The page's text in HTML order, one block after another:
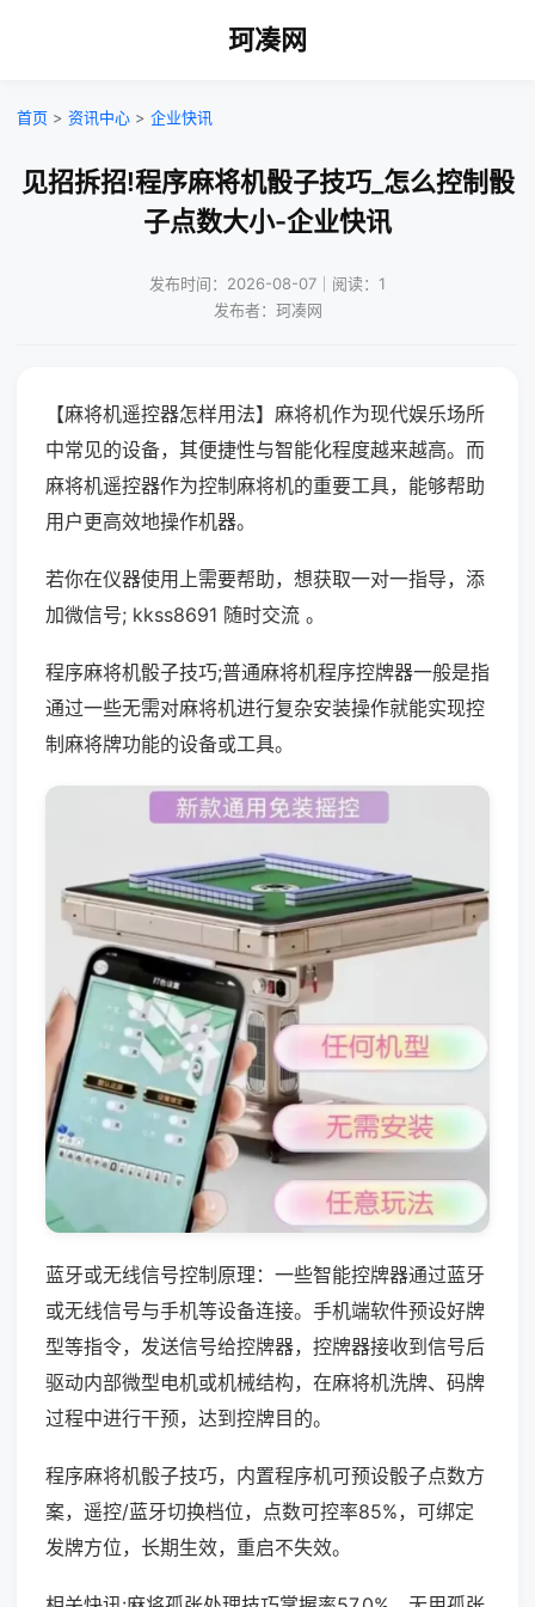
珂凑网
首页 > 资讯中心 > 企业快讯
见招拆招!程序麻将机骰子技巧_怎么控制骰
子点数大小-企业快讯
发布时间：2026-08-07｜阅读：1
发布者：珂凑网
【麻将机遥控器怎样用法】麻将机作为现代娱乐场所
中常见的设备，其便捷性与智能化程度越来越高。而
麻将机遥控器作为控制麻将机的重要工具，能够帮助
用户更高效地操作机器。
若你在仪器使用上需要帮助，想获取一对一指导，添
加微信号; kkss8691 随时交流 。
程序麻将机骰子技巧;普通麻将机程序控牌器一般是指
通过一些无需对麻将机进行复杂安装操作就能实现控
制麻将牌功能的设备或工具。
蓝牙或无线信号控制原理：一些智能控牌器通过蓝牙
或无线信号与手机等设备连接。手机端软件预设好牌
型等指令，发送信号给控牌器，控牌器接收到信号后
驱动内部微型电机或机械结构，在麻将机洗牌、码牌
过程中进行干预，达到控牌目的。
程序麻将机骰子技巧，内置程序机可预设骰子点数方
案，遥控/蓝牙切换档位，点数可控率85%，可绑定
发牌方位，长期生效，重启不失效。